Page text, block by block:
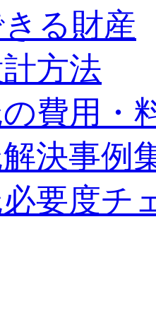
る財産
方法
費用・
決事例
要度チ